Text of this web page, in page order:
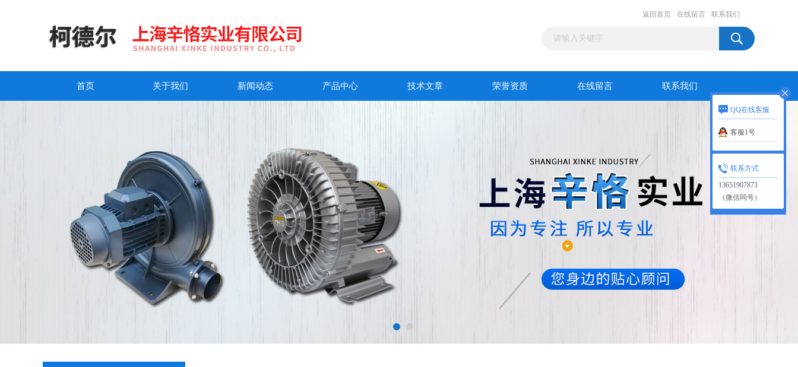
返回首页 在线留言 联系我们
首页 关于我们 新闻动态 产品中心 技术文章 荣誉资质 在线留言 联系我们
QQ在线客服
客服1号
联系方式
13651907873
（微信同号）